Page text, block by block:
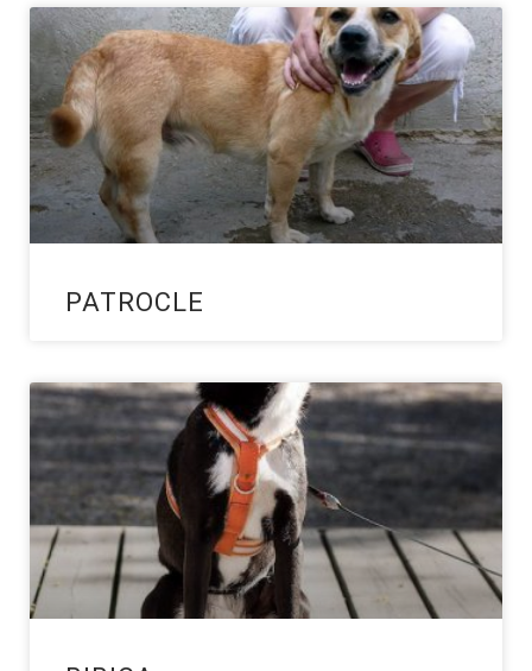
PATROCLE